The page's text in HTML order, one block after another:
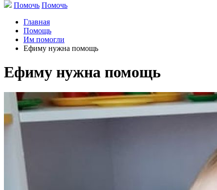
Помочь Помочь
Главная
Помощь
Им помогли
Ефиму нужна помощь
Ефиму нужна помощь